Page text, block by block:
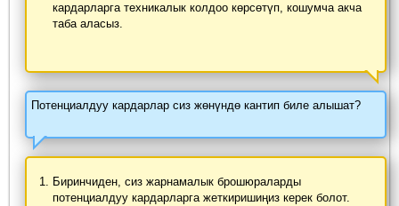
кардарларга техникалык колдоо көрсөтүп, кошумча акча
таба аласыз.
Потенциалдуу кардарлар сиз жөнүндө кантип биле алышат?
Биринчиден, сиз жарнамалык брошюраларды
потенциалдуу кардарларга жеткиришиңиз керек болот.